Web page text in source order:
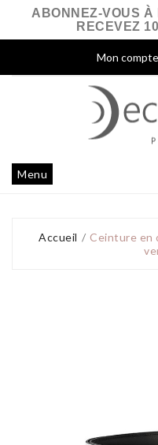
ABONNEZ-VOUS À
RECEVEZ
Mon compte
Menu
Accueil
Ceinture en